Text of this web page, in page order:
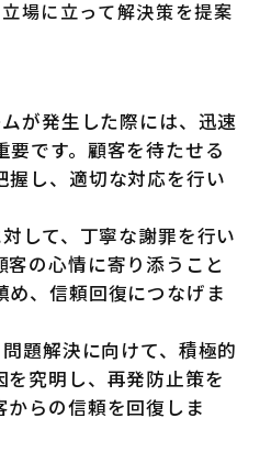
場に立って解決策を提案
が発生した際には、迅速
要です。顧客を待たせる
握し、適切な対応を行い
して、丁寧な謝罪を行い
客の心情に寄り添うこと
め、信頼回復につなげま
問題解決に向けて、積極的
を究明し、再発防止策を
からの信頼を回復しま